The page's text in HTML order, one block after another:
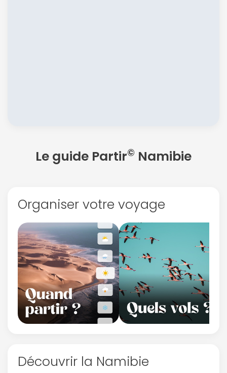
Le guide Partir© Namibie
Organiser votre voyage
Découvrir la Namibie
Politique de
confidentialité.